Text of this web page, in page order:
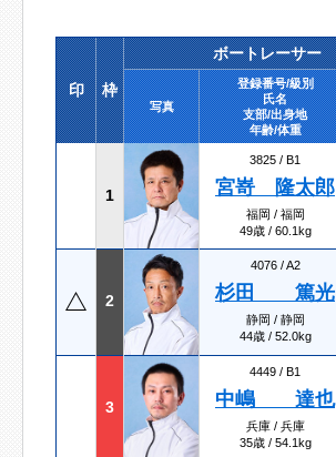
印 枠
ボートレーサー
写真
登録番号/級別
氏名
支部/出身地
年齢/体重
1
3825 / B1
宮嵜 隆太郎
福岡 / 福岡
49歳 / 60.1kg
2
4076 /A2
杉田 篤光
静岡 / 静岡
44歳 / 52.0kg
3
4449 / B1
中嶋 達也
兵庫 / 兵庫
35歳 / 54.1kg